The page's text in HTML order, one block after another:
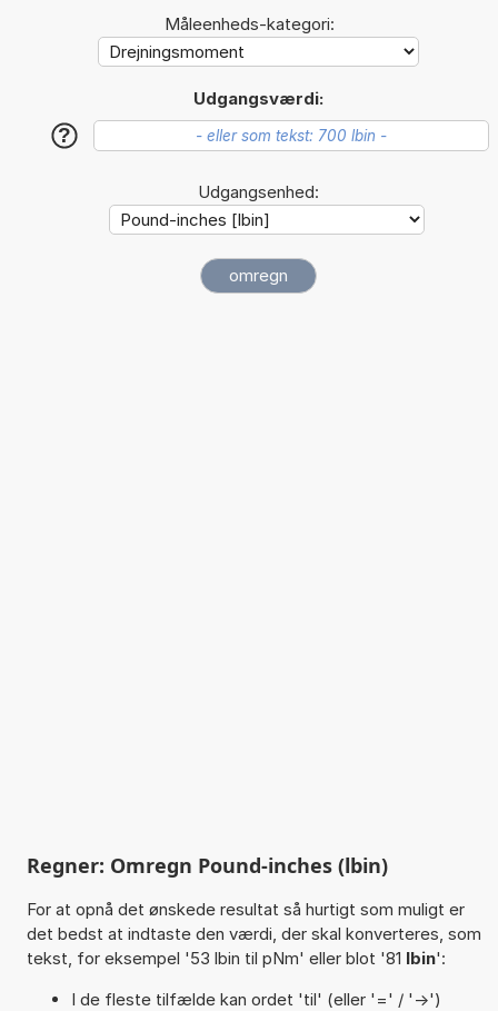
Måleenheds-kategori:
Udgangsværdi:
?
Udgangsenhed:
Regner: Omregn Pound-inches (lbin)
For at opnå det ønskede resultat så hurtigt som muligt er
det bedst at indtaste den værdi, der skal konverteres, som
tekst, for eksempel '53 lbin til pNm' eller blot '81 lbin':
I de fleste tilfælde kan ordet 'til' (eller '=' / '->')